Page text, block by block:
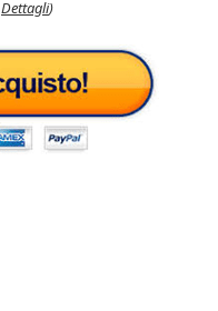
Dettagli)